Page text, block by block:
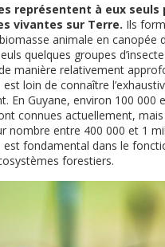
représentent à eux seuls
vivantes sur Terre. Ils
animale en canopée
quelques groupes
manière relativement
loin de connaître
En Guyane, environ 100 000
connues actuellement,
nombre entre 400 000 et 1
est fondamental dans le
forestiers.